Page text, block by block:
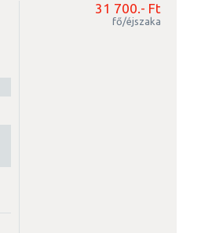
31 700.- Ft
fő/éjszaka